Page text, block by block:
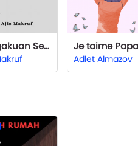
Pengakuan Setiap Masa Je taime Papa
Adlet Almazov